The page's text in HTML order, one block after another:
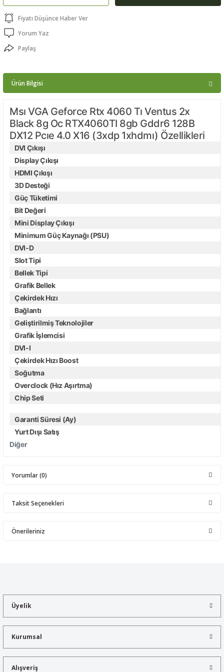
Fiyatı Düşünce Haber Ver
Yorum Yaz
Paylaş
Ürün Bilgisi
Msı VGA Geforce Rtx 4060 Tı Ventus 2x
Black 8g Oc RTX4060TI 8gb Gddr6 128B
DX12 Pcıe 4.0 X16 (3xdp 1xhdmı) Özellikleri
DVI Çıkışı
Display Çıkışı
HDMI Çıkışı
3D Desteği
Güç Tüketimi
Bit Değeri
Mini Display Çıkışı
Minimum Güç Kaynağı (PSU)
DVI-D
Slot Tipi
Bellek Tipi
Grafik Bellek
Çekirdek Hızı
Bağlantı
Geliştirilmiş Teknolojiler
Grafik İşlemcisi
DVI-I
Çekirdek Hızı Boost
Soğutma
Overclock (Hız Aşırtma)
Chip Seti
Diğer
Garanti Süresi (Ay)
Yurt Dışı Satış
Yorumlar (0)
Taksit Seçenekleri
Önerileriniz
Ürün açıklamasında eksik bilgiler bulunuyor.
Ürün bilgilerinde hatalar bulunuyor.
Bu ürüne benzer farklı alternatifler olmalı.
Üyelik
Kurumsal
Alışveriş